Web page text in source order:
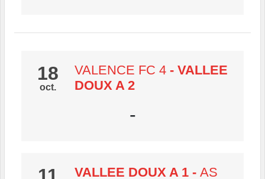
18
oct.
VALENCE FC 4 - VALLEE
DOUX A 2
-
VALLEE DOUX A 1 - AS